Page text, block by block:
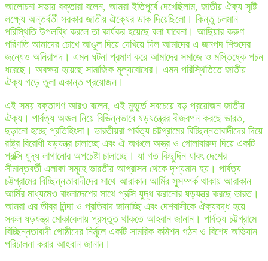
আলোচনা সভায় বক্তারা বলেন, আমরা ইতিপূর্বে দেখেছিলাম, জাতীয় ঐক্য সৃষ্টি
লক্ষ্যে অন্তর্বর্তী সরকার জাতীয় ঐক্যের ডাক দিয়েছিলো। কিন্তু চলমান
পরিস্থিতি উপলব্ধি করলে তা কার্যকর হয়েছে বলা যাবেনা। আছিয়ার করুণ
পরিণতি আমাদের চোখে আঙুল দিয়ে দেখিয়ে দিল আমাদের এ জনপদ শিশুদের
জন্যেও অনিরাপদ। এমন ঘটনা প্রমাণ করে আমাদের সমাজে ও মস্তিষ্কে পচন
ধরেছে। অবক্ষয় হয়েছে সামাজিক মূল্যবোধের। এমন পরিস্থিতিতে জাতীয়
ঐক্য গড়ে তুলা একান্ত প্রয়োজন।
এই সময় বক্তাগণ আরও বলেন, এই মুহূর্তে সবচেয়ে বড় প্রয়োজন জাতীয়
ঐক্য। পার্বত্য অঞ্চল নিয়ে বিভিন্নভাবে ষড়যন্ত্রের বীজবপন করছে ভারত,
ছড়ানো হচ্ছে প্রতিহিংসা। ভারতীয়রা পার্বত্য চট্টগ্রামের বিচ্ছিন্নতাবাদীদের দিয়ে
রাষ্ট্র বিরোধী ষড়যন্ত্র চালাচ্ছে এবং ঐ অঞ্চলে অস্ত্র ও গোলাবারুদ দিয়ে একটি
প্রক্সি যুদ্ধ লাগানোর অপচেষ্টা চালাচ্ছে। যা গত কিছুদিন যাবৎ দেশের
সীমান্তবর্তী এলাকা সমূহে ভারতীয় আগ্রাসন থেকে দৃশ্যমান হয়। পার্বত্য
চট্টগ্রামের বিচ্ছিন্নতাবাদীদের সাথে আরাকান আর্মির সুসম্পর্ক থাকায় আরাকান
আর্মির মাধ্যমেও বাংলাদেশের সাথে প্রক্সি যুদ্ধ করানোর ষড়যন্ত্র করছে ভারত।
আমরা এর তীব্র নিন্দা ও প্রতিবাদ জানাচ্ছি এবং দেশবাসীকে ঐক্যবদ্ধ হয়ে
সকল ষড়যন্ত্র মোকাবেলায় প্রস্তুত থাকতে আহবান জানান। পার্বত্য চট্টগ্রামে
বিচ্ছিন্নতাবাদী গোষ্ঠীদের নির্মূলে একটি সামরিক কমিশন গঠন ও বিশেষ অভিযান
পরিচালনা করার আহবান জানান।